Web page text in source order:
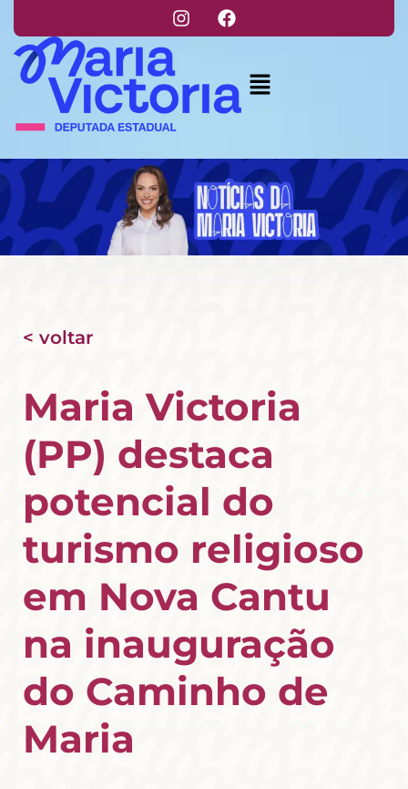
< voltar
Maria Victoria
(PP) destaca
potencial do
turismo religioso
em Nova Cantu
na inauguração
do Caminho de
Maria